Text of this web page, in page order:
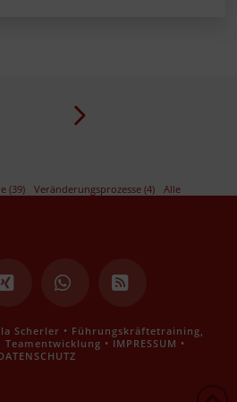
Next
(39) Veränderungsprozesse (4) Alle
XING Whatsapp
RSS
Scherler • Führungskräftetraining,
• IMPRESSUM •